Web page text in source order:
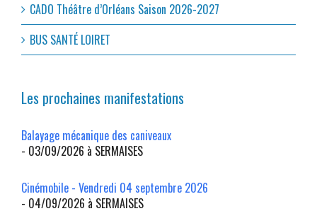
CADO Théâtre d’Orléans Saison 2026-2027
BUS SANTÉ LOIRET
Les prochaines manifestations
Balayage mécanique des caniveaux
- 03/09/2026 à SERMAISES
Cinémobile - Vendredi 04 septembre 2026
- 04/09/2026 à SERMAISES